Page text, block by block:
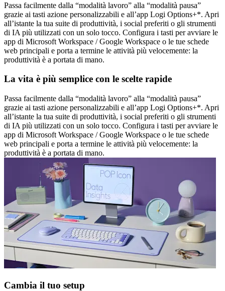
Passa facilmente dalla “modalità lavoro” alla “modalità pausa”
grazie ai tasti azione personalizzabili e all’app Logi Options+*. Apri
all’istante la tua suite di produttività, i social preferiti o gli strumenti
di IA più utilizzati con un solo tocco. Configura i tasti per avviare le
app di Microsoft Workspace / Google Workspace o le tue schede
web principali e porta a termine le attività più velocemente: la
produttività è a portata di mano.
La vita è più semplice con le scelte rapide
Passa facilmente dalla “modalità lavoro” alla “modalità pausa”
grazie ai tasti azione personalizzabili e all’app Logi Options+*. Apri
all’istante la tua suite di produttività, i social preferiti o gli strumenti
di IA più utilizzati con un solo tocco. Configura i tasti per avviare le
app di Microsoft Workspace / Google Workspace o le tue schede
web principali e porta a termine le attività più velocemente: la
produttività è a portata di mano.
Cambia il tuo setup